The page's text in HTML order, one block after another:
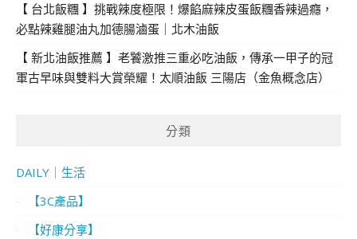
【 台北飯糰 】挑戰辣度極限！爆餡麻辣皮蛋飯糰香辣過癮，
必點辣雞腿油丸加德腸滷蛋｜北木油飯
【 新北油飯推薦 】老饕激推三重必吃油飯，傳承一甲子的冠
軍古早味與雙料大賞榮耀！太順油飯 三陽店（金魚概念店）
分類
DAILY｜生活
【3C產品】
【好康分享】